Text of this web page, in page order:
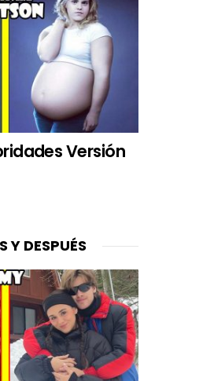
Versión
Y DESPUÉS